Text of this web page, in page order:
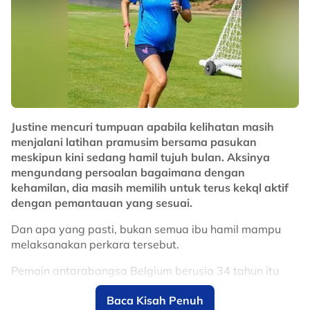
"Walaupun tampak agak mustahil Myanmar boleh
kejutkan Thailand tapi dalam bola sepak apa-apa
boleh berlaku," katanya.
No node context available.
Related Topics
#Harimau Malaya #bola sepak
Justine mencuri tumpuan apabila kelihatan masih
menjalani latihan pramusim bersama pasukan
meskipun kini sedang hamil tujuh bulan. Aksinya
mengundang persoalan bagaimana dengan
kehamilan, dia masih memilih untuk terus kekql aktif
dengan pemantauan yang sesuai.
Dan apa yang pasti, bukan semua ibu hamil mampu
melaksanakan perkara tersebut.
Pemain antarabangsa Belgium berusia 34 tahun itu
dilihat mengikuti sesi latihan ketika Crystal Palace
membuat persiapan menghadapi saingan Liga Super
Baca Kisah Penuh